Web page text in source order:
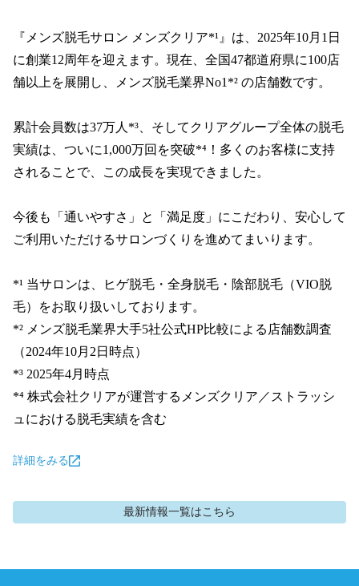
『メンズ脱毛サロン メンズクリア*¹』は、2025年10月1日
に創業12周年を迎えます。現在、全国47都道府県に100店
舗以上を展開し、メンズ脱毛業界No1*² の店舗数です。
累計会員数は37万人*³、そしてクリアグループ全体の脱毛
実績は、ついに1,000万回を突破*⁴！多くのお客様に支持
されることで、この成長を実現できました。
今後も「通いやすさ」と「満足度」にこだわり、安心して
ご利用いただけるサロンづくりを進めてまいります。
*¹ 当サロンは、ヒゲ脱毛・全身脱毛・陰部脱毛（VIO脱
毛）をお取り扱いしております。
*² メンズ脱毛業界大手5社公式HP比較による店舗数調査
（2024年10月2日時点）
*³ 2025年4月時点
*⁴ 株式会社クリアが運営するメンズクリア／ストラッシ
ュにおける脱毛実績を含む
詳細をみる
最新情報一覧はこちら